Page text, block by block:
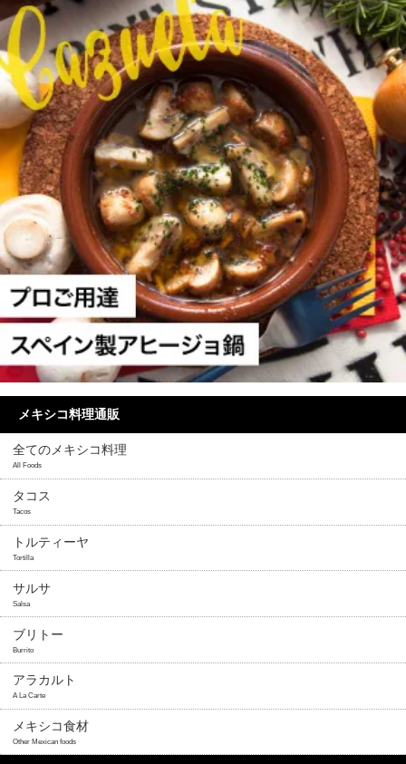
メキシコ料理通販
全てのメキシコ料理
All Foods
タコス
Tacos
トルティーヤ
Tortilla
サルサ
Salsa
ブリトー
Burrito
アラカルト
A La Carte
メキシコ食材
Other Mexican foods